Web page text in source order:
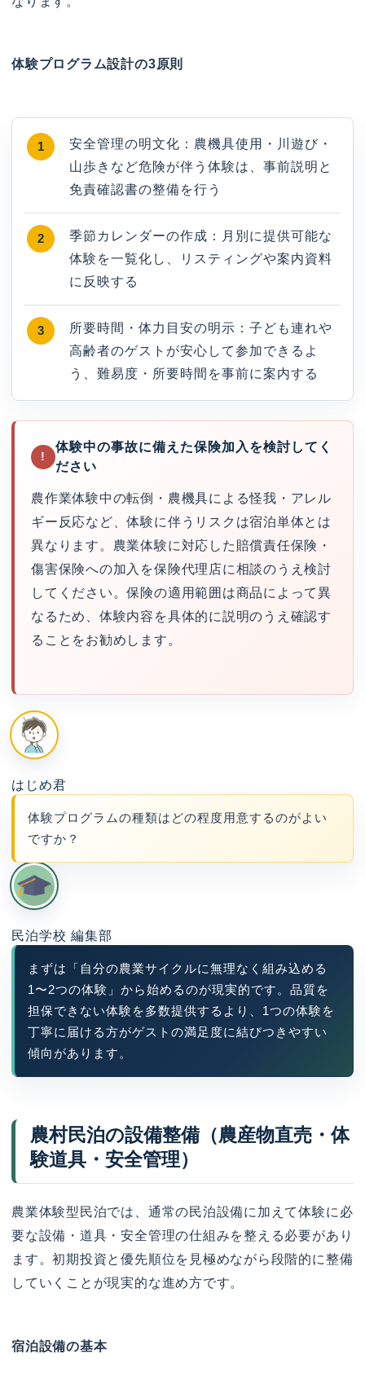
体験プログラム設計の3原則
安全管理の明文化：農機具使用・川遊び・
山歩きなど危険が伴う体験は、事前説明と
免責確認書の整備を行う
季節カレンダーの作成：月別に提供可能な
体験を一覧化し、リスティングや案内資料
に反映する
所要時間・体力目安の明示：子ども連れや
高齢者のゲストが安心して参加できるよ
う、難易度・所要時間を事前に案内する
!
体験中の事故に備えた保険加入を検討してく
ださい
農作業体験中の転倒・農機具による怪我・アレル
ギー反応など、体験に伴うリスクは宿泊単体とは
異なります。農業体験に対応した賠償責任保険・
傷害保険への加入を保険代理店に相談のうえ検討
してください。保険の適用範囲は商品によって異
なるため、体験内容を具体的に説明のうえ確認す
ることをお勧めします。
はじめ君
体験プログラムの種類はどの程度用意するのがよい
ですか？
民泊学校 編集部
まずは「自分の農業サイクルに無理なく組み込める
1〜2つの体験」から始めるのが現実的です。品質を
担保できない体験を多数提供するより、1つの体験を
丁寧に届ける方がゲストの満足度に結びつきやすい
傾向があります。
農村民泊の設備整備（農産物直売・体
験道具・安全管理）
農業体験型民泊では、通常の民泊設備に加えて体験に必
要な設備・道具・安全管理の仕組みを整える必要があり
ます。初期投資と優先順位を見極めながら段階的に整備
していくことが現実的な進め方です。
宿泊設備の基本